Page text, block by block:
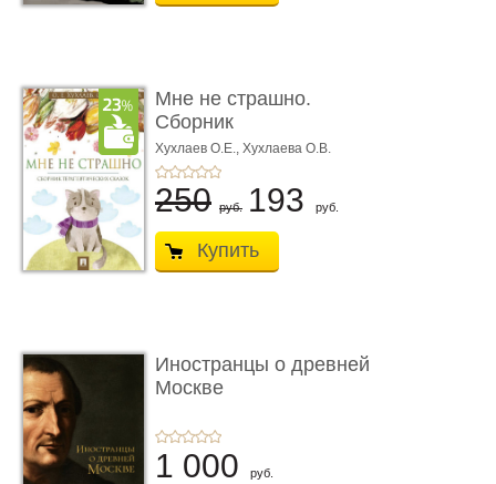
Мне не страшно.
Сборник
терапевтических
сказо� ...
Хухлаев О.Е., Хухлаева О.В.
250 руб. 193 руб.
Купить
Иностранцы о древней
Москве
1 000 руб.